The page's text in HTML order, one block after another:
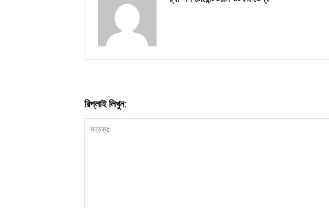
রিপ্লাই লিখুন: